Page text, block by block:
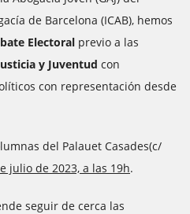
de Barcelona (ICAB), hemos
Electoral previo a las
y Juventud con
con representación desde
del Palauet Casades(c/
julio de 2023, a las 19h.
seguir de cerca las